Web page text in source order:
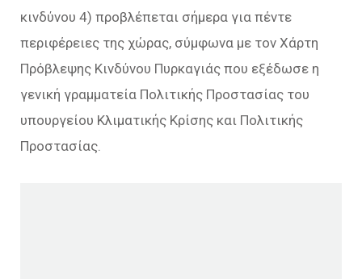
κινδύνου 4) προβλέπεται σήμερα για πέντε
περιφέρειες της χώρας, σύμφωνα με τον Χάρτη
Πρόβλεψης Κινδύνου Πυρκαγιάς που εξέδωσε η
γενική γραμματεία Πολιτικής Προστασίας του
υπουργείου Κλιματικής Κρίσης και Πολιτικής
Προστασίας.